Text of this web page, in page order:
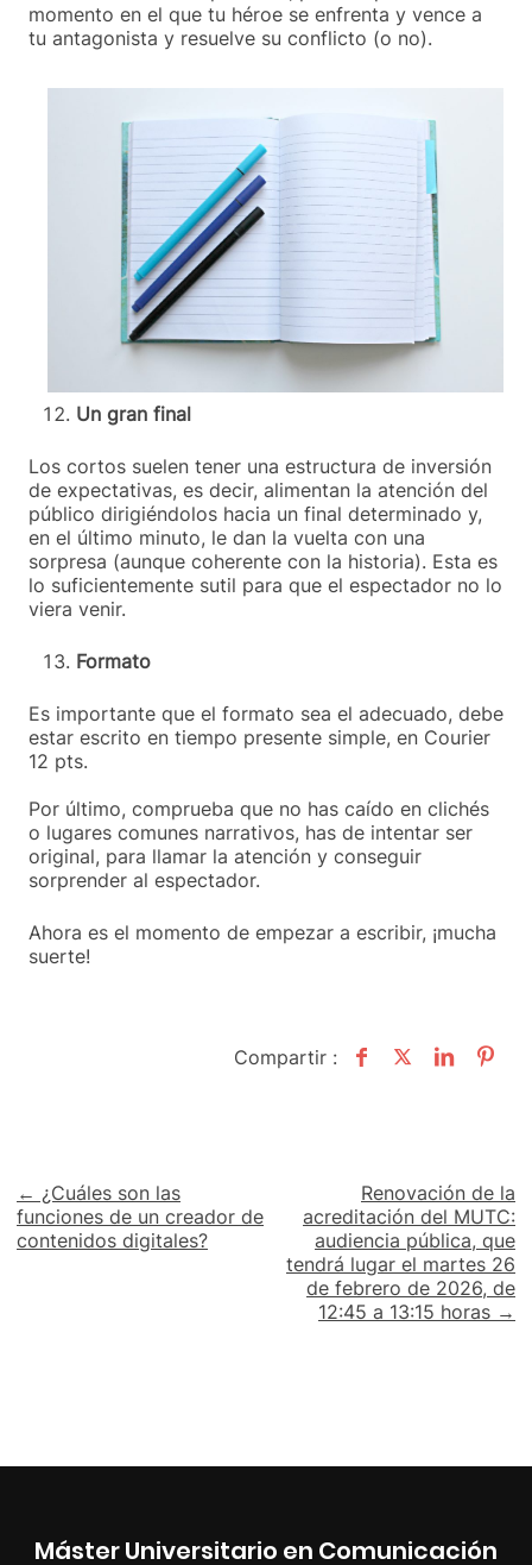
momento en el que tu héroe se enfrenta y vence a
tu antagonista y resuelve su conflicto (o no).
Un gran final
Los cortos suelen tener una estructura de inversión
de expectativas, es decir, alimentan la atención del
público dirigiéndolos hacia un final determinado y,
en el último minuto, le dan la vuelta con una
sorpresa (aunque coherente con la historia). Esta es
lo suficientemente sutil para que el espectador no lo
viera venir.
Formato
Es importante que el formato sea el adecuado, debe
estar escrito en tiempo presente simple, en Courier
12 pts.
Por último, comprueba que no has caído en clichés
o lugares comunes narrativos, has de intentar ser
original, para llamar la atención y conseguir
sorprender al espectador.
Ahora es el momento de empezar a escribir, ¡mucha
suerte!
Compartir :
Navegación
de
← ¿Cuáles son las
funciones de un creador de
contenidos digitales?
Renovación de la
acreditación del MUTC:
audiencia pública, que
tendrá lugar el martes 26
de febrero de 2026, de
12:45 a 13:15 horas →
Máster Universitario en Comunicación